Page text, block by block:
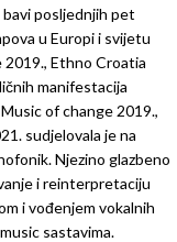
posljednjih pet
u Europi i svijetu
2019., Ethno Croatia
manifestacija
of change 2019.,
sudjelovala je na
Njezino glazbeno
i reinterpretaciju
i vođenjem vokalnih
sastavima.